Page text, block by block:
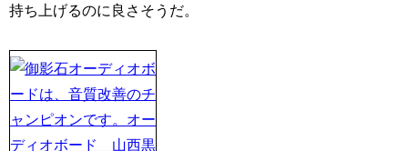
持ち上げるのに良さそうだ。